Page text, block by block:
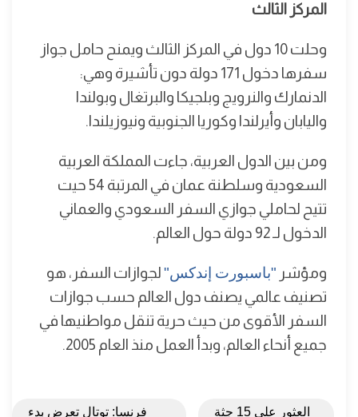
المركز الثالث
وحلت 10 دول في المركز الثالث ويمنح حامل جواز
سفرها دخول 171 دولة دون تأشيرة وهي:
الدنمارك والنرويج وبلجيكا والبرتغال وبولندا
واليابان وأيرلندا وكوريا الجنوبية ونيوزيلندا.
ومن بين الدول العربية، جاءت المملكة العربية
السعودية وسلطنة عمان في المرتبة 54 حيت
تتيح لحاملي جوازي السفر السعودي والعماني
الدخول لـ 92 دولة حول العالم.
ومؤشر "باسبورت إندكس" لجوازات السفر، هو
تصنيف عالمي يصنف دول العالم حسب جوازات
السفر الأقوى من حيث حرية تنقل مواطنيها في
جميع أنحاء العالم، وبدأ العمل منذ العام 2005.
العثور على 15 جثة
فرنسا: توتال تعرض بدء